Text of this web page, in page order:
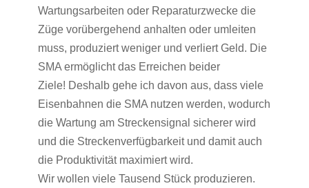
Wartungsarbeiten oder Reparaturzwecke die
Züge vorübergehend anhalten oder umleiten
muss, produziert weniger und verliert Geld. Die
SMA ermöglicht das Erreichen beider
Ziele! Deshalb gehe ich davon aus, dass viele
Eisenbahnen die SMA nutzen werden, wodurch
die Wartung am Streckensignal sicherer wird
und die Streckenverfügbarkeit und damit auch
die Produktivität maximiert wird.
Wir wollen viele Tausend Stück produzieren.